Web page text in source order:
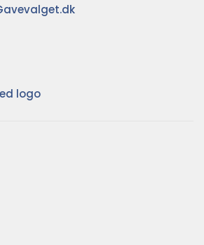
logo